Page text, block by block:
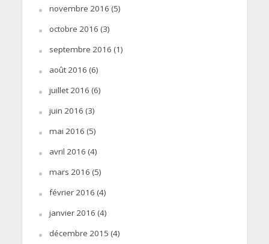
novembre 2016 (5)
octobre 2016 (3)
septembre 2016 (1)
août 2016 (6)
juillet 2016 (6)
juin 2016 (3)
mai 2016 (5)
avril 2016 (4)
mars 2016 (5)
février 2016 (4)
janvier 2016 (4)
décembre 2015 (4)